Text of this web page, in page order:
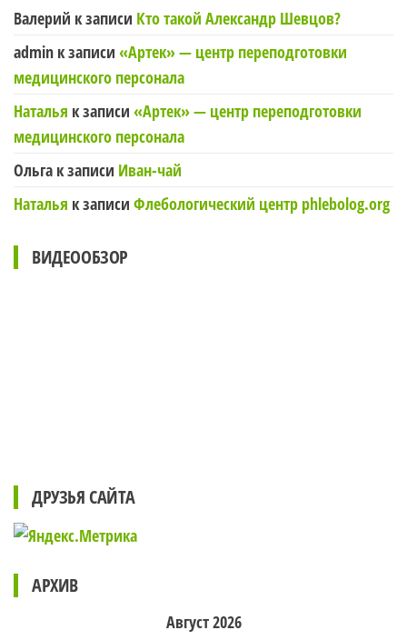
Валерий к записи Кто такой Александр Шевцов?
admin к записи «Артек» — центр переподготовки
медицинского персонала
Наталья к записи «Артек» — центр переподготовки
медицинского персонала
Ольга к записи Иван-чай
Наталья к записи Флебологический центр phlebolog.org
ВИДЕООБЗОР
ДРУЗЬЯ САЙТА
АРХИВ
Август 2026